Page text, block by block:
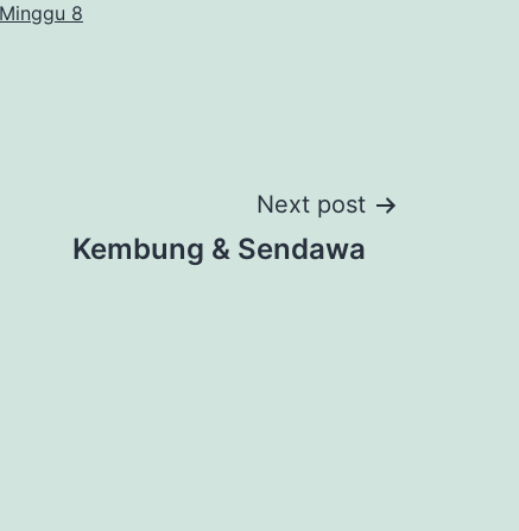
Minggu 8
Next post
Kembung & Sendawa